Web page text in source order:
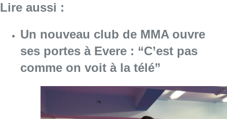
Lire aussi :
Un nouveau club de MMA ouvre
ses portes à Evere : “C’est pas
comme on voit à la télé”